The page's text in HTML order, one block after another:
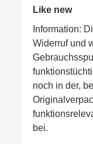
Like new
Information:
Widerruf und
noch in der,
bei.